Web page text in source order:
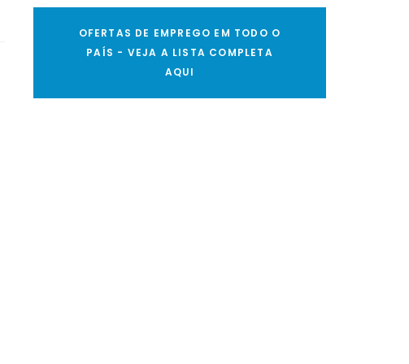
OFERTAS DE EMPREGO EM TODO O
PAÍS - VEJA A LISTA COMPLETA
AQUI